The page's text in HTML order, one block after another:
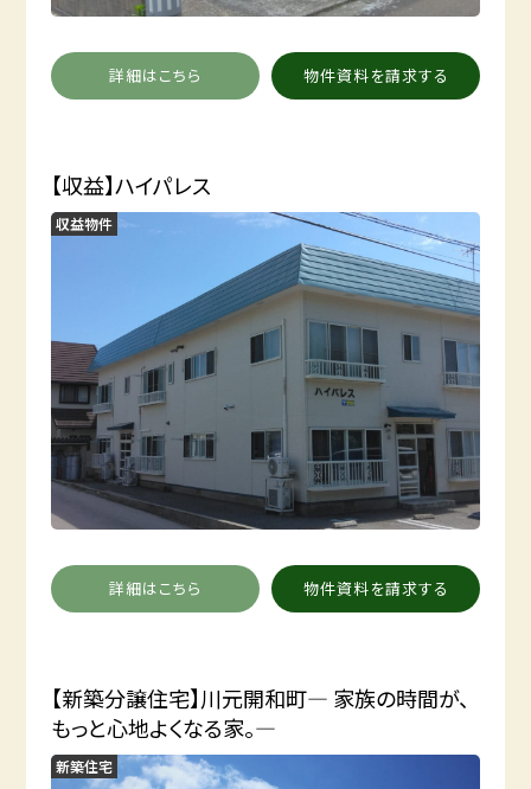
詳細はこちら 物件資料を請求する
【収益】ハイパレス
収益物件
詳細はこちら 物件資料を請求する
【新築分譲住宅】川元開和町― 家族の時間が、
もっと心地よくなる家。―
新築住宅